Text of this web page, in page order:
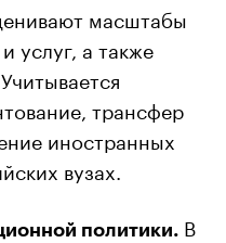
масштабы
услуг, а также
трансфер
иностранных
вузах.
политики. В